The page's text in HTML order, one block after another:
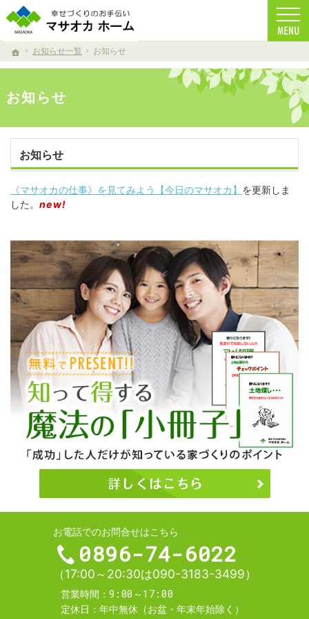
ホーム
お知らせ一覧 お知らせ
お知らせ
家族の健康を考えた家づくりを目指しています。
注文住宅からリフォームまで、自然素材を使用したマサオカホームの家づくり。 天然
お知らせ
《マサオカの仕事》を見てみよう【今日のマサオカ】 を更新しま
した。 new!
お電話でのお問合せはこちら
0896-74-6022
（17:00～20:30は090-3183-3499）
営業時間 9:00～17:00
定休日 年中無休（お盆・年末年始除く）